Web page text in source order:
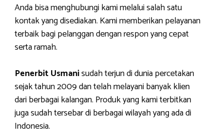
Anda bisa menghubungi kami melalui salah satu
kontak yang disediakan. Kami memberikan pelayanan
terbaik bagi pelanggan dengan respon yang cepat
serta ramah.
Penerbit Usmanisudah terjun di dunia percetakan
sejak tahun 2009 dan telah melayani banyak klien
dari berbagai kalangan. Produk yang kami terbitkan
juga sudah tersebar di berbagai wilayah yang ada di
Indonesia.